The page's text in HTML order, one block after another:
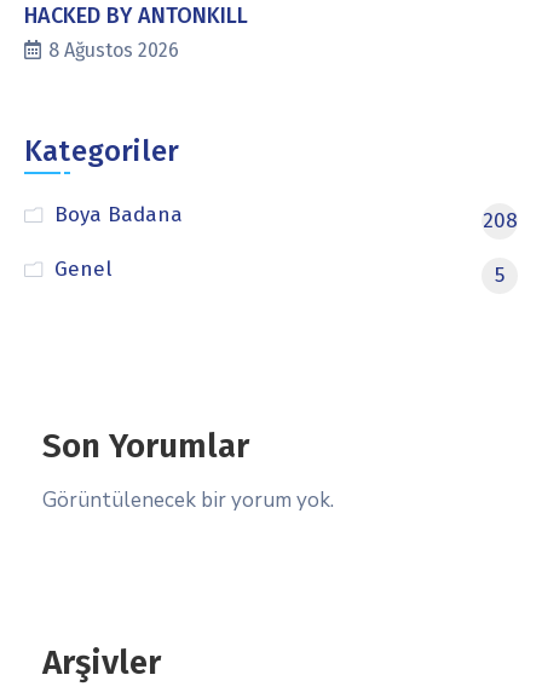
HACKED BY ANTONKILL
8 Ağustos 2026
Kategoriler
Boya Badana
208
Genel
5
Son Yorumlar
Görüntülenecek bir yorum yok.
Arşivler